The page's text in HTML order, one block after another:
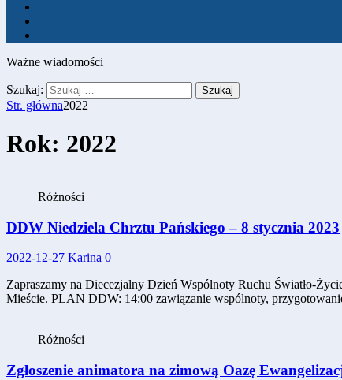
Ważne wiadomości
Szukaj:
Str. główna2022
Rok: 2022
Różności
DDW Niedziela Chrztu Pańskiego – 8 stycznia 2023
2022-12-27 Karina 0
Zapraszamy na Diecezjalny Dzień Wspólnoty Ruchu Światło-
Mieście. PLAN DDW: 14:00 zawiązanie wspólnoty,
Różności
Zgłoszenie animatora na zimową Oazę